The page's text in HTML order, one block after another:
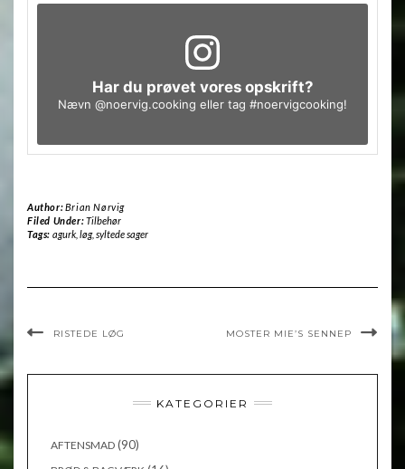
Har du prøvet vores opskrift?
Nævn @noervig.cooking eller tag #noervigcooking!
Author:Brian Nørvig
Filed Under:Tilbehør
Tags: agurk, løg, syltede sager
RISTEDE LØG MOSTER MIE’S SENNEP
KATEGORIER
AFTENSMAD (90)